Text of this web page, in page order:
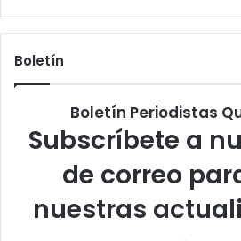
Boletín
Boletín Periodistas
Subscríbete a
de correo
nuestras